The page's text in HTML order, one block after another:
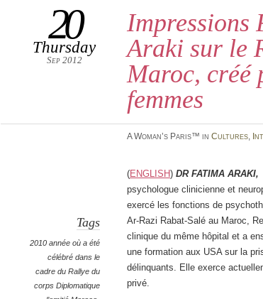
Impressions
Araki sur le
Maroc, créé
femmes
20
Thursday
Sep 2012
A Woman’s Paris™ in Cultures,
Tags
2010 année où a été
célébré dans le
cadre du Rallye du
corps Diplomatique
(English) Dr Fatima Araki,
psychologue clinicienne et
exercé les fonctions de
Ar-Razi Rabat-Salé au Maroc,
clinique du même hôpital et a
une formation aux USA sur la
délinquants. Elle exerce
privé.